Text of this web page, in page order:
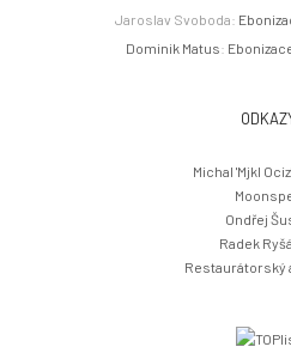
Jaroslav Svoboda:
Dominik Matus:
Michal 'Mjkl
Ondřej
Radek
Restaurátorský